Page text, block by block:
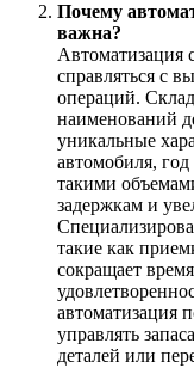
Почему
важна?
Автоматизация
справляться с
операций.
наименований
уникальные
автомобиля,
такими
задержкам и
такие как
сокращает
автоматизация
управлять
деталей или